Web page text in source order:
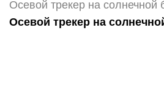
Осевой трекер на солнечной
Осевой трекер на